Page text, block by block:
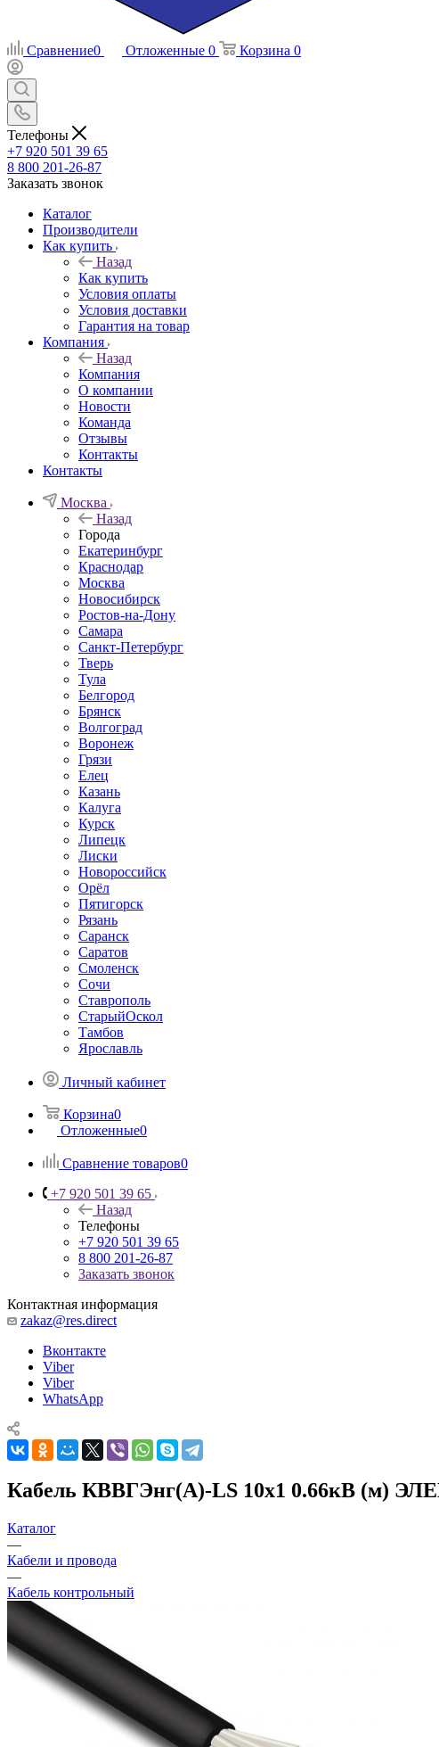
Сравнение0 Отложенные 0 Корзина 0
Телефоны
+7 920 501 39 65
8 800 201-26-87
Заказать звонок
Каталог
Производители
Как купить
Назад
Как купить
Условия оплаты
Условия доставки
Гарантия на товар
Компания
Назад
Компания
О компании
Новости
Команда
Отзывы
Контакты
Контакты
Москва
Назад
Города
Екатеринбург
Краснодар
Москва
Новосибирск
Ростов-на-Дону
Самара
Санкт-Петербург
Тверь
Тула
Белгород
Брянск
Волгоград
Воронеж
Грязи
Елец
Казань
Калуга
Курск
Липецк
Лиски
Новороссийск
Орёл
Пятигорск
Рязань
Саранск
Саратов
Смоленск
Сочи
Ставрополь
СтарыйОскол
Тамбов
Ярославль
Личный кабинет
Корзина0
Отложенные0
Сравнение товаров0
+7 920 501 39 65
Назад
Телефоны
+7 920 501 39 65
8 800 201-26-87
Заказать звонок
Контактная информация
zakaz@res.direct
Вконтакте
Viber
Viber
WhatsApp
Кабель КВВГЭнг(А)-LS 10х1 0.66кВ (м)
Каталог
—
Кабели и провода
—
Кабель контрольный